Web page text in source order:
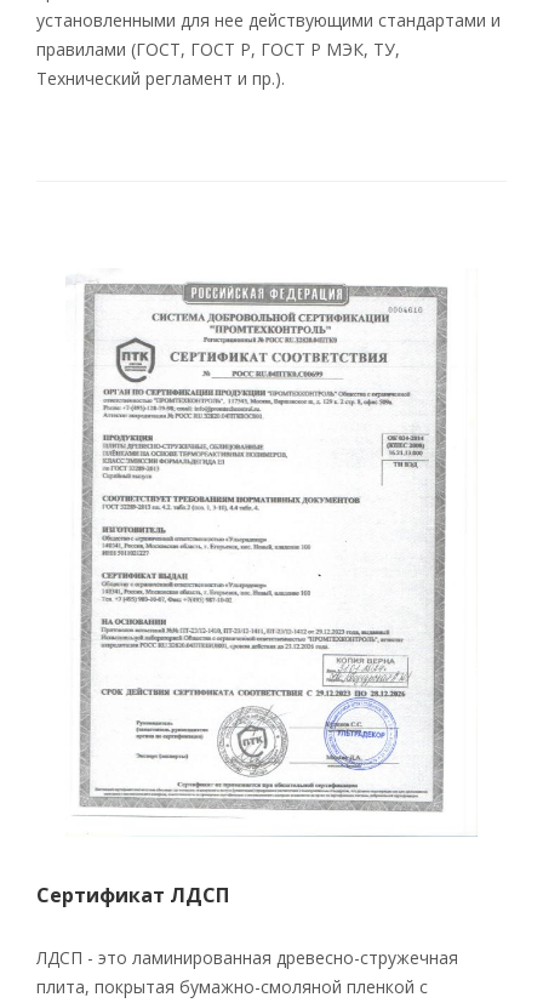
установленными для нее действующими стандартами и
правилами (ГОСТ, ГОСТ Р, ГОСТ Р МЭК, ТУ,
Технический регламент и пр.).
Сертификат ЛДСП
ЛДСП - это ламинированная древесно-стружечная
плита, покрытая бумажно-смоляной пленкой с